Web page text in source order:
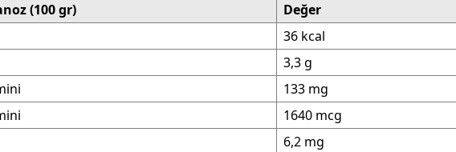
(100 gr)
Değer
36 kcal
3,3 g
133 mg
1640 mcg
6,2 mg